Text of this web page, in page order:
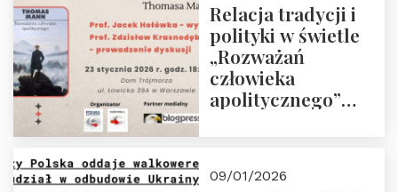
Relacja tradycji i
polityki w świetle
„Rozważań
człowieka
apolitycznego”
godz. 18:00.
09/01/2026